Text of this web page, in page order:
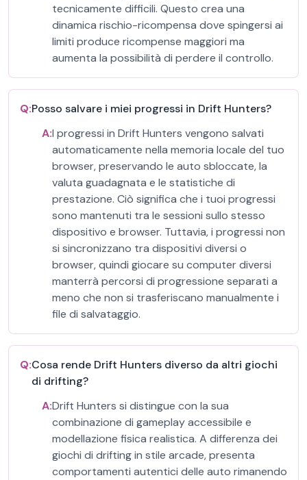
tecnicamente difficili. Questo crea una
dinamica rischio-ricompensa dove spingersi ai
limiti produce ricompense maggiori ma
aumenta la possibilità di perdere il controllo.
Q:Posso salvare i miei progressi in Drift Hunters?
A:I progressi in Drift Hunters vengono salvati
automaticamente nella memoria locale del tuo
browser, preservando le auto sbloccate, la
valuta guadagnata e le statistiche di
prestazione. Ciò significa che i tuoi progressi
sono mantenuti tra le sessioni sullo stesso
dispositivo e browser. Tuttavia, i progressi non
si sincronizzano tra dispositivi diversi o
browser, quindi giocare su computer diversi
manterrà percorsi di progressione separati a
meno che non si trasferiscano manualmente i
file di salvataggio.
Q:Cosa rende Drift Hunters diverso da altri giochi
di drifting?
A:Drift Hunters si distingue con la sua
combinazione di gameplay accessibile e
modellazione fisica realistica. A differenza dei
giochi di drifting in stile arcade, presenta
comportamenti autentici delle auto rimanendo